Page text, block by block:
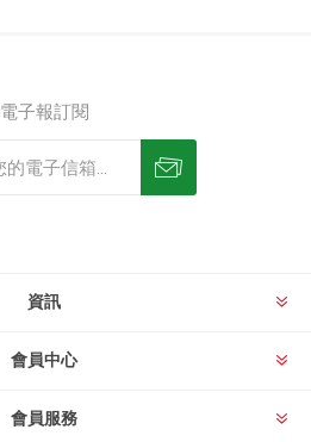
電子報訂閱
資訊
會員中心
會員服務